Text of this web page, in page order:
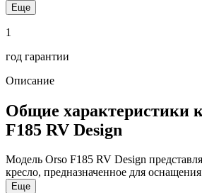
Еще
1
год гарантии
Описание
Общие характеристики
F185 RV Design
Модель Orso F185 RV Design
кресло, предназначенное для
Еще